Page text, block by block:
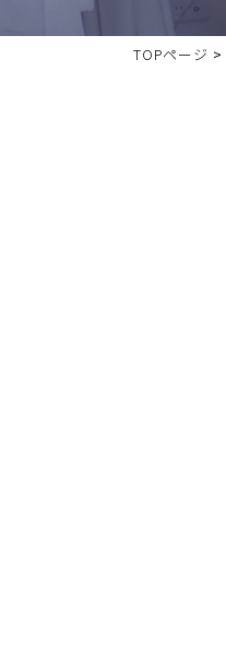
TOPページ >